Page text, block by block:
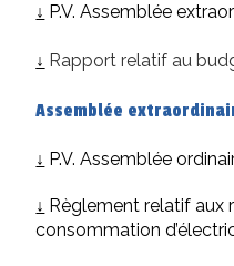
↓ P.V. Assemblée
↓ Rapport relatif au
Assemblée
↓ P.V. Assemblée
↓ Règlement relatif aux
consommation